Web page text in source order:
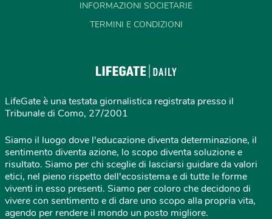
INFORMAZIONI SOCIETARIE
TERMINI E CONDIZIONI
LifeGate è una testata giornalistica registrata presso il
Tribunale di Como, 27/2001
Siamo il luogo dove l'educazione diventa determinazione, il
sentimento diventa azione, lo scopo diventa soluzione e
risultato. Siamo per chi sceglie di lasciarsi guidare da valori
etici, nel pieno rispetto dell'ecosistema e di tutte le forme
viventi in esso presenti. Siamo per coloro che decidono di
vivere con sentimento e di dare uno scopo alla propria vita,
agendo per rendere il mondo un posto migliore.